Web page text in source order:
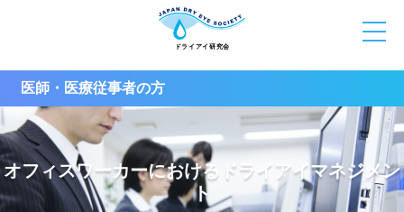
医師・医療従事者の方
オフィスワーカーにおけるドライアイマネジメン
ト